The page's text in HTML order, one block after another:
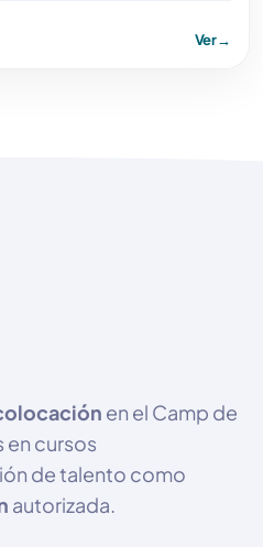
Ver→
en el Camp de
en cursos
de talento como
autorizada.